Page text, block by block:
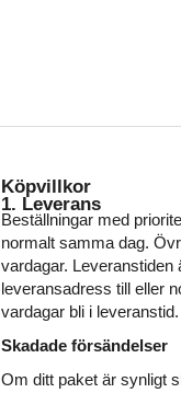
Köpvillkor
1. Leverans
Beställningar med
normalt samma dag.
vardagar. Leveranstiden
leveransadress till eller
vardagar bli i leveranstid.
Skadade försändelser
Om ditt paket är synligt